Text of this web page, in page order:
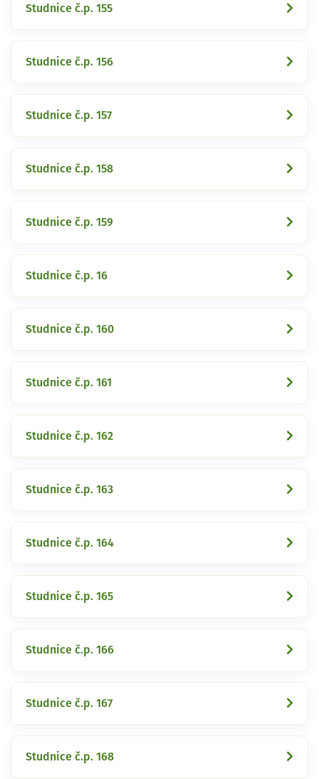
Studnice č.p. 155
Studnice č.p. 156
Studnice č.p. 157
Studnice č.p. 158
Studnice č.p. 159
Studnice č.p. 16
Studnice č.p. 160
Studnice č.p. 161
Studnice č.p. 162
Studnice č.p. 163
Studnice č.p. 164
Studnice č.p. 165
Studnice č.p. 166
Studnice č.p. 167
Studnice č.p. 168